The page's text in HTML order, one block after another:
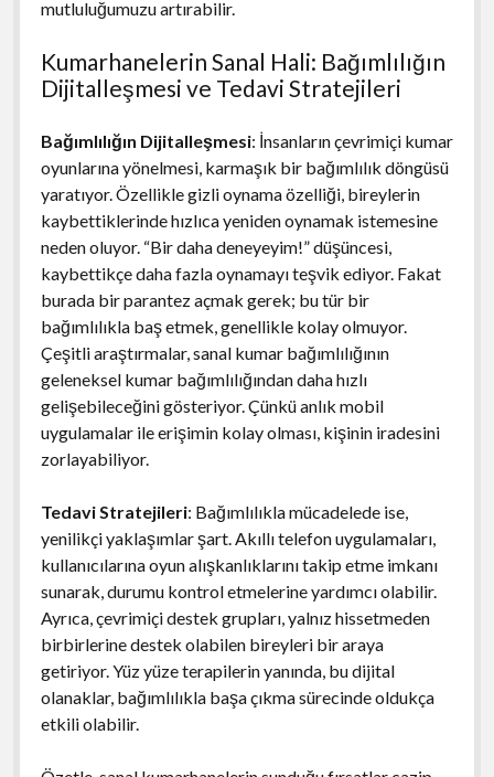
mutluluğumuzu artırabilir.
Kumarhanelerin Sanal Hali: Bağımlılığın
Dijitalleşmesi ve Tedavi Stratejileri
Bağımlılığın Dijitalleşmesi: İnsanların çevrimiçi kumar
oyunlarına yönelmesi, karmaşık bir bağımlılık döngüsü
yaratıyor. Özellikle gizli oynama özelliği, bireylerin
kaybettiklerinde hızlıca yeniden oynamak istemesine
neden oluyor. “Bir daha deneyeyim!” düşüncesi,
kaybettikçe daha fazla oynamayı teşvik ediyor. Fakat
burada bir parantez açmak gerek; bu tür bir
bağımlılıkla baş etmek, genellikle kolay olmuyor.
Çeşitli araştırmalar, sanal kumar bağımlılığının
geleneksel kumar bağımlılığından daha hızlı
gelişebileceğini gösteriyor. Çünkü anlık mobil
uygulamalar ile erişimin kolay olması, kişinin iradesini
zorlayabiliyor.
Tedavi Stratejileri: Bağımlılıkla mücadelede ise,
yenilikçi yaklaşımlar şart. Akıllı telefon uygulamaları,
kullanıcılarına oyun alışkanlıklarını takip etme imkanı
sunarak, durumu kontrol etmelerine yardımcı olabilir.
Ayrıca, çevrimiçi destek grupları, yalnız hissetmeden
birbirlerine destek olabilen bireyleri bir araya
getiriyor. Yüz yüze terapilerin yanında, bu dijital
olanaklar, bağımlılıkla başa çıkma sürecinde oldukça
etkili olabilir.